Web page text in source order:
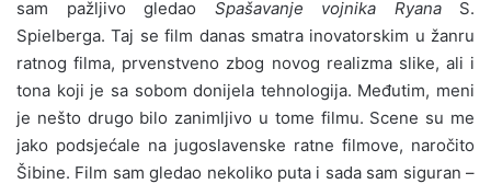
sam pažljivo gledao Spašavanje vojnika RyanaS.
Spielberga. Taj se film danas smatra inovatorskim u žanru
ratnog filma, prvenstveno zbog novog realizma slike, ali i
tona koji je sa sobom donijela tehnologija. Međutim, meni
je nešto drugo bilo zanimljivo u tome filmu. Scene su me
jako podsjećale na jugoslavenske ratne filmove, naročito
Šibine. Film sam gledao nekoliko puta i sada sam siguran –